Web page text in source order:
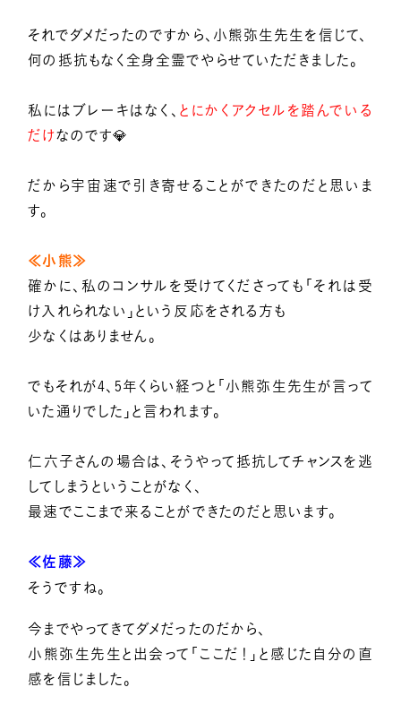
それでダメだったのですから、小熊弥生先生を信じて、
何の抵抗もなく全身全霊でやらせていただきました。
私にはブレーキはなく、 とにかくアクセルを踏んでいる
だけなのです💎
だから宇宙速で引き寄せることができたのだと思いま
す。
≪小熊≫
確かに、私のコンサルを受けてくださっても「それは受
け入れられない」という反応をされる方も
少なくはありません。
でもそれが4、5年くらい経つと「小熊弥生先生が言って
いた通りでした」と言われます。
仁六子さんの場合は、そうやって抵抗してチャンスを逃
してしまうということがなく、
最速でここまで来ることができたのだと思います。
≪佐藤≫
そうですね。
今までやってきてダメだったのだから、
小熊弥生先生と出会って「ここだ！」と感じた自分の直
感を信じました。